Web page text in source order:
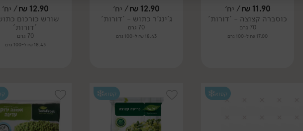
11.90
₪/ יח׳
כוסברה קצוצה - 'דורות'
70 גרם
17.00 ₪ ל-100 גרם
12.90
₪/ יח׳
ג'ינג'ר כתוש - 'דורות'
70 גרם
18.43 ₪ ל-100 גרם
12.90
₪/ יח׳
שורש כורכום
'דורות'
70 גרם
18.43 ₪ ל-100 גרם
קפוא קפוא